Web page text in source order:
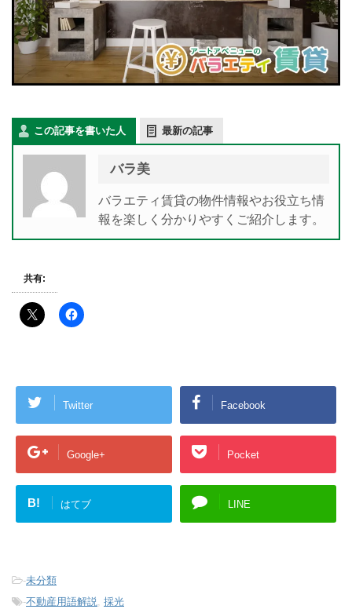
この記事を書いた人 最新の記事
バラ美
バラエティ賃貸の物件情報やお役立ち情
報を楽しく分かりやすくご紹介します。
共有:
Twitter Facebook
Google+ Pocket
B! はてブ LINE
-未分類
-不動産用語解説, 採光